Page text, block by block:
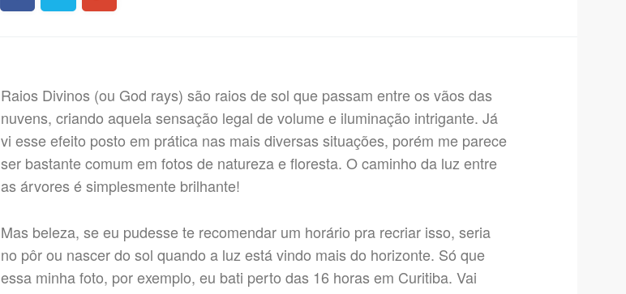
Raios Divinos (ou God rays) são raios de sol que passam entre os vãos das
nuvens, criando aquela sensação legal de volume e iluminação intrigante.Já
vi esse efeito posto em prática nas mais diversas situações, porém me parece
ser bastante comum em fotos de natureza e floresta. O caminho da luz entre
as árvores é simplesmente brilhante!
Mas beleza, se eu pudesse te recomendar um horário pra recriar isso, seria
no pôr ou nascer do sol quando a luz está vindo mais do horizonte. Só que
essa minha foto, por exemplo, eu bati perto das 16 horas em Curitiba. Vai